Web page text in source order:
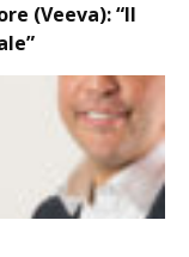
(Veeva): “Il